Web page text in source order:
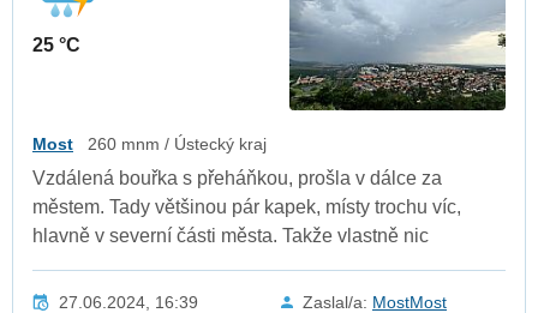
25 °C
Most 260 mnm / Ústecký kraj
Vzdálená bouřka s přeháňkou, prošla v dálce za
městem. Tady většinou pár kapek, místy trochu víc,
hlavně v severní části města. Takže vlastně nic
27.06.2024, 16:39 Zaslal/a: MostMost